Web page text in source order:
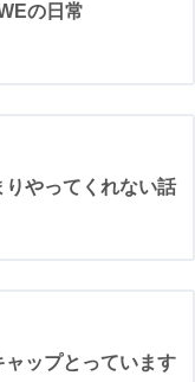
の日常
やってくれない話
ャップとっています